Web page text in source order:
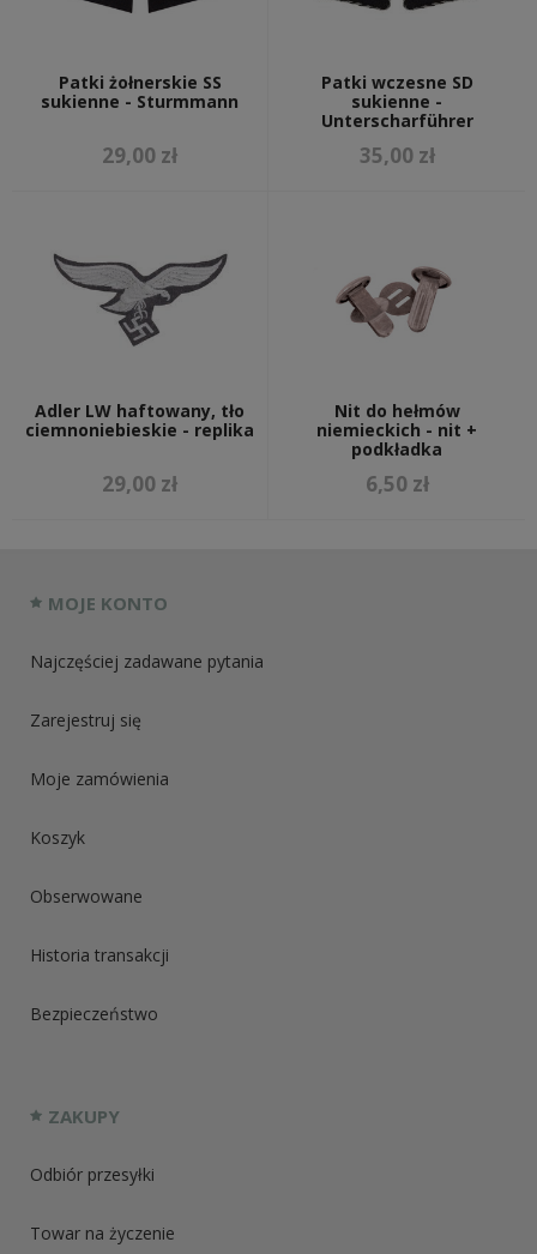
Patki żołnerskie SS
sukienne - Sturmmann
29,00 zł
Patki wczesne SD
sukienne -
Unterscharführer
35,00 zł
Adler LW haftowany, tło
ciemnoniebieskie - replika
29,00 zł
Nit do hełmów
niemieckich - nit +
podkładka
6,50 zł
MOJE KONTO
Najczęściej zadawane pytania
Zarejestruj się
Moje zamówienia
Koszyk
Obserwowane
Historia transakcji
Bezpieczeństwo
ZAKUPY
Odbiór przesyłki
Towar na życzenie